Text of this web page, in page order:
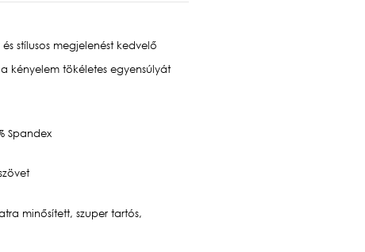
stílusos megjelenést kedvelő
kényelem tökéletes egyensúlyát
Spandex
minősített, szuper tartós,